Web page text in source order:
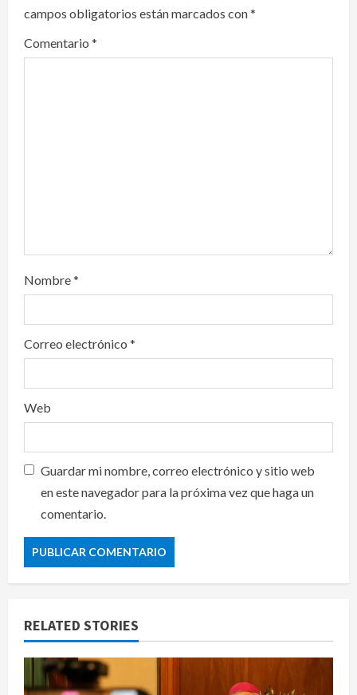
g
a
campos obligatorios están marcados con*
Comentario *
Nombre*
Correo electrónico *
Web
Guardar mi nombre, correo electrónico y sitio web
en este navegador para la próxima vez que haga un
comentario.
RELATED STORIES